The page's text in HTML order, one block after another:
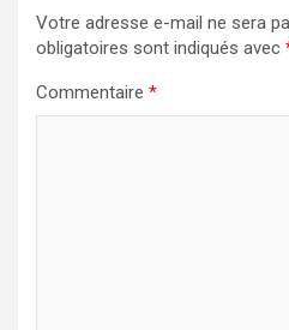
Votre adresse e-mail ne sera
obligatoires sont indiqués avec
Commentaire *